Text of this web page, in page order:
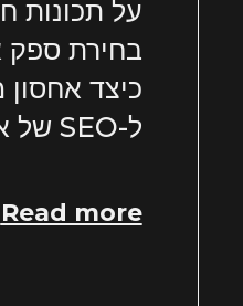
על תכונות
בחירת ספק
כיצד אחסון
ל-SEO של אתרי וורדפרס.
Read more >